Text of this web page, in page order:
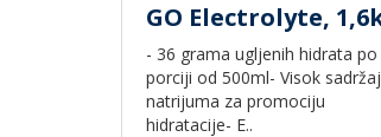
GO Electrolyte,
- 36 grama ugljenih hidrata po
porciji od 500ml- Visok sadržaj
natrijuma za promociju
hidratacije- E..